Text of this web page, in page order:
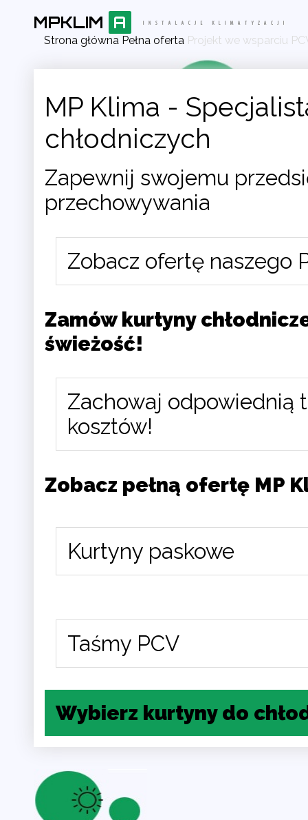
Strona główna Pełna oferta Projekt we wsparciu
MP Klima -
chłodniczych
Zapewnij swojemu
przechowywania
Zobacz ofertę naszego
Zamów kurtyny
świeżość!
Zachowaj odpowiednią
kosztów!
Zobacz pełną ofertę MP
Kurtyny paskowe
Taśmy PCV
Wybierz kurtyny do